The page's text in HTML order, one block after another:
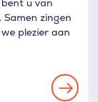
u van
. Samen zingen
plezier aan